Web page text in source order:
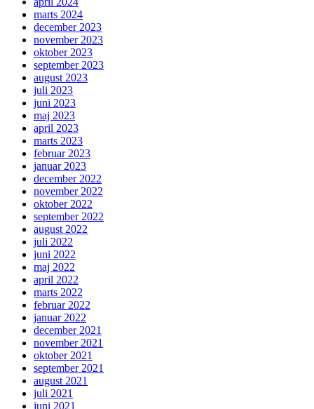
marts 2024
december 2023
november 2023
oktober 2023
september 2023
august 2023
juli 2023
juni 2023
maj 2023
april 2023
marts 2023
februar 2023
januar 2023
december 2022
november 2022
oktober 2022
september 2022
august 2022
juli 2022
juni 2022
maj 2022
april 2022
marts 2022
februar 2022
januar 2022
december 2021
november 2021
oktober 2021
september 2021
august 2021
juli 2021
juni 2021